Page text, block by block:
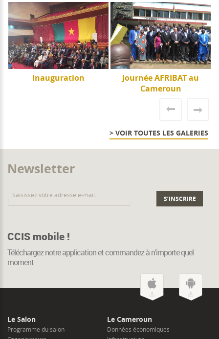
Inauguration
Journée AFRIBAT au
Cameroun
> VOIR TOUTES LES GALERIES
Newsletter
CCIS mobile !
Téléchargez notre application et commandez à n’importe quel
moment
Le Salon
Programme du salon
Le Cameroun
Données économiques